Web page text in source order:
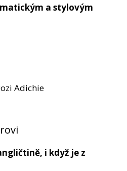
a stylovým
Adichie
i když je z